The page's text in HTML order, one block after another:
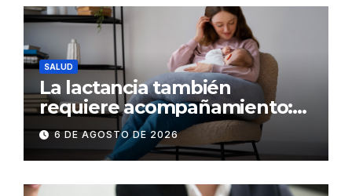
SALUD
La lactancia también
requiere acompañamiento:
el respaldo que necesitan la
madre y el bebé
6 DE AGOSTO DE 2026